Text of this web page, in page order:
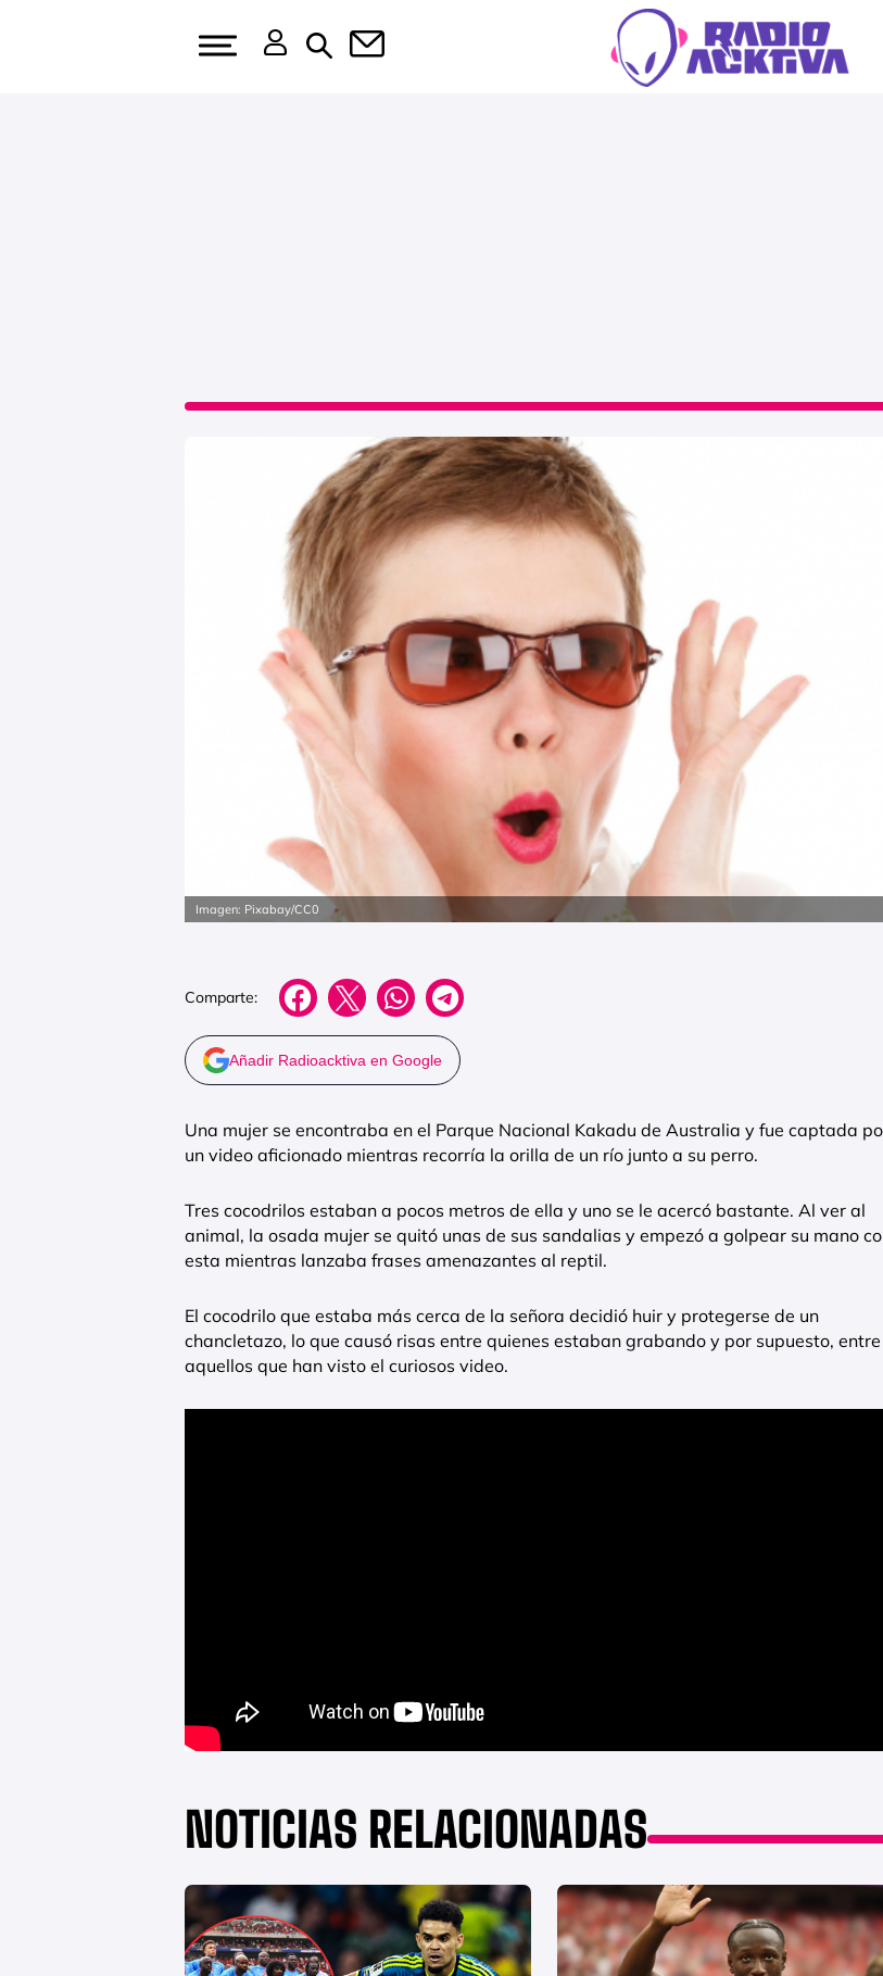
Imagen: Pixabay/CC0
Comparte:
Añadir Radioacktiva en Google
Una mujer se encontraba en el Parque Nacional Kakadu de Australia y fue captada
un video aficionado mientras recorría la orilla de un río junto a su perro.
Tres cocodrilos estaban a pocos metros de ella y uno se le acercó bastante. Al ver al
animal, la osada mujer se quitó unas de sus sandalias y empezó a golpear su mano
esta mientras lanzaba frases amenazantes al reptil.
El cocodrilo que estaba más cerca de la señora decidió huir y protegerse de un
chancletazo, lo que causó risas entre quienes estaban grabando y por supuesto, entre
aquellos que han visto el curiosos video.
NOTICIAS RELACIONADAS